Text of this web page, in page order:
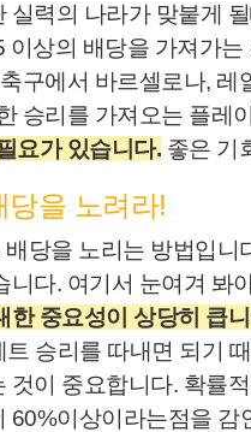
실력의 나라가 맞붙게
상의 배당을 가져가
구에서 바르셀로나,
승리를 가져오는 플레
요가 있습니다. 좋은 기
을 노려라!
당을 노리는 방법입
다. 여기서 눈여겨 봐
한 중요성이 상당히 큽
승리를 따내면 되기
것이 중요합니다. 확률
이상이라는점을